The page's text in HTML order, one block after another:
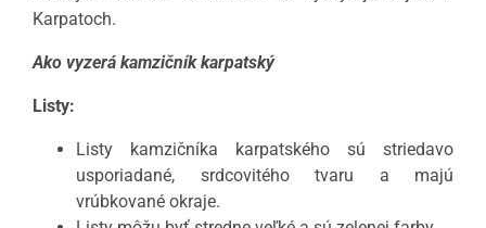
Karpatoch.
Ako vyzerá kamzičník karpatský
Listy:
Listy kamzičníka karpatského sú striedavo
usporiadané, srdcovitého tvaru a majú
vrúbkované okraje.